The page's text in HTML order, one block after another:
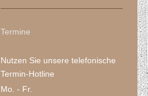
Termine
Nutzen Sie unsere telefonische
Termin-Hotline
Mo. - Fr.